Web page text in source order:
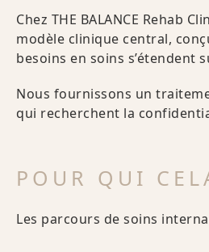
Chez THE BALANCE Rehab
modèle clinique central,
besoins en soins s’étendent
Nous fournissons un
qui recherchent la
POUR QUI
Les parcours de soins